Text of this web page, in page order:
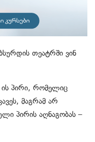
თეატრში ვინ
ის პირი, რომელიც
მაგრამ არ
პირის აღნაგობას –